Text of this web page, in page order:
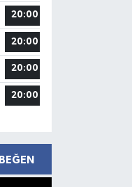
20:00
20:00
20:00
20:00
BEĞEN